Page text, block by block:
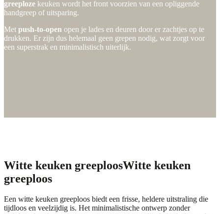
greeploze keuken wordt het front voorzien van een opliggende
handgreep of uitsparing.
Met push-to-open open je lades en deuren door er zachtjes op te
drukken. Er zijn dus helemaal geen grepen nodig, wat zorgt voor
een superstrak en minimalistisch uiterlijk.
Witte keuken greeploosWitte keuken
greeploos
Een witte keuken greeploos biedt een frisse, heldere uitstraling die
tijdloos en veelzijdig is. Het minimalistische ontwerp zonder